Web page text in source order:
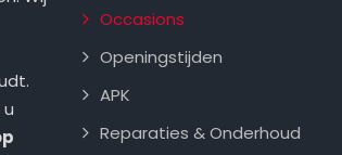
Occasions
Openingstijden
APK
Reparaties & Onderhoud